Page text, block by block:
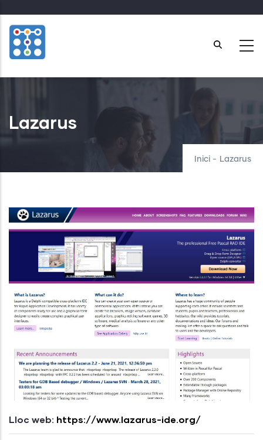
to
main
content
Lazarus
Inici - Lazarus
Lloc web: https://www.lazarus-ide.org/